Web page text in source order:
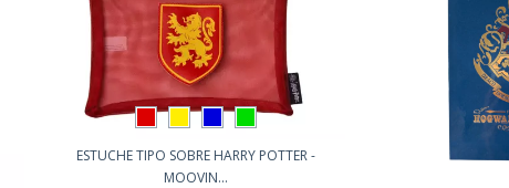
ESTUCHE TIPO SOBRE HARRY POTTER -
MOOVIN...